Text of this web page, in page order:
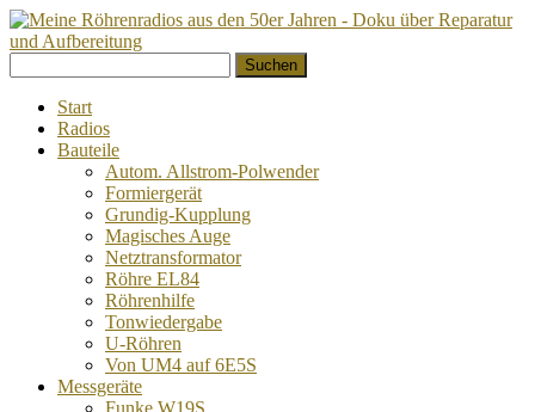
zum
Inhalt
nach:
Start
Radios
Bauteile
Autom. Allstrom-Polwender
Formiergerät
Grundig-Kupplung
Magisches Auge
Netztransformator
Röhre EL84
Röhrenhilfe
Tonwiedergabe
U-Röhren
Von UM4 auf 6E5S
Messgeräte
Funke W19S